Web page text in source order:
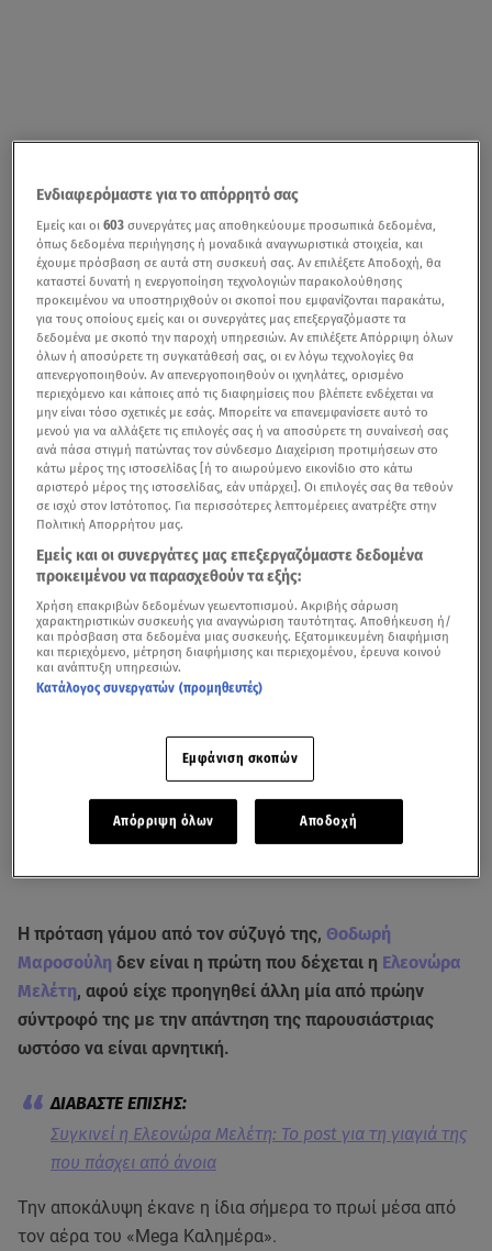
Η πρόταση γάμου από τον σύζυγό της, Θοδωρή
Μαροσούλη δεν είναι η πρώτη που δέχεται η Ελεονώρα
Μελέτη, αφού είχε προηγηθεί άλλη μία από πρώην
σύντροφό της με την απάντηση της παρουσιάστριας
ωστόσο να είναι αρνητική.
Συγκινεί η Ελεονώρα Μελέτη: Το post για τη γιαγιά της
που πάσχει από άνοια
Την αποκάλυψη έκανε η ίδια σήμερα το πρωί μέσα από
τον αέρα του «Mega Καλημέρα».
Ενδιαφερόμαστε για το απόρρητό σας
Εμείς και οι603 συνεργάτες μας αποθηκεύουμε προσωπικά δεδομένα,
όπως δεδομένα περιήγησης ή μοναδικά αναγνωριστικά στοιχεία, και
έχουμε πρόσβαση σε αυτά στη συσκευή σας. Αν επιλέξετε Αποδοχή, θα
καταστεί δυνατή η ενεργοποίηση τεχνολογιών παρακολούθησης
προκειμένου να υποστηριχθούν οι σκοποί που εμφανίζονται παρακάτω,
για τους οποίους εμείς και οι συνεργάτες μας επεξεργαζόμαστε τα
δεδομένα με σκοπό την παροχή υπηρεσιών. Αν επιλέξετε Απόρριψη όλων
όλων ή αποσύρετε τη συγκατάθεσή σας, οι εν λόγω τεχνολογίες θα
απενεργοποιηθούν. Αν απενεργοποιηθούν οι ιχνηλάτες, ορισμένο
περιεχόμενο και κάποιες από τις διαφημίσεις που βλέπετε ενδέχεται να
μην είναι τόσο σχετικές με εσάς. Μπορείτε να επανεμφανίσετε αυτό το
μενού για να αλλάξετε τις επιλογές σας ή να αποσύρετε τη συναίνεσή σας
ανά πάσα στιγμή πατώντας τον σύνδεσμο Διαχείριση προτιμήσεων στο
κάτω μέρος της ιστοσελίδας [ή το αιωρούμενο εικονίδιο στο κάτω
αριστερό μέρος της ιστοσελίδας, εάν υπάρχει]. Οι επιλογές σας θα τεθούν
σε ισχύ στον Ιστότοπος. Για περισσότερες λεπτομέρειες ανατρέξτε στην
Πολιτική Απορρήτου μας.
Εμείς και οι συνεργάτες μας επεξεργαζόμαστε δεδομένα
προκειμένου να παρασχεθούν τα εξής:
Χρήση επακριβών δεδομένων γεωεντοπισμού. Ακριβής σάρωση
χαρακτηριστικών συσκευής για αναγνώριση ταυτότητας. Αποθήκευση ή/
και πρόσβαση στα δεδομένα μιας συσκευής. Εξατομικευμένη διαφήμιση
και περιεχόμενο, μέτρηση διαφήμισης και περιεχομένου, έρευνα κοινού
και ανάπτυξη υπηρεσιών.
Κατάλογος συνεργατών (προμηθευτές)
Εμφάνιση σκοπών
Απόρριψη όλων Αποδοχή